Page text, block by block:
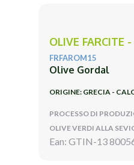
OLIVE FARCITE -
FRFAROM15
Olive Gordal
ORIGINE: GRECIA -
PROCESSO DI
OLIVE VERDI ALLA
Ean: GTIN-13